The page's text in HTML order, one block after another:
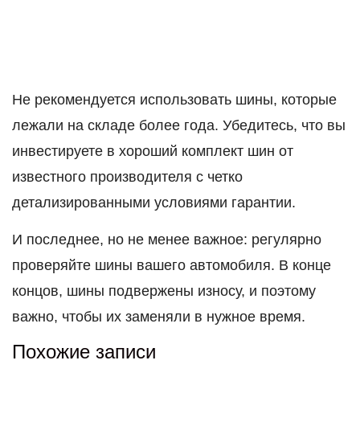
Не рекомендуется использовать шины, которые
лежали на складе более года. Убедитесь, что вы
инвестируете в хороший комплект шин от
известного производителя с четко
детализированными условиями гарантии.
И последнее, но не менее важное: регулярно
проверяйте шины вашего автомобиля. В конце
концов, шины подвержены износу, и поэтому
важно, чтобы их заменяли в нужное время.
Похожие записи